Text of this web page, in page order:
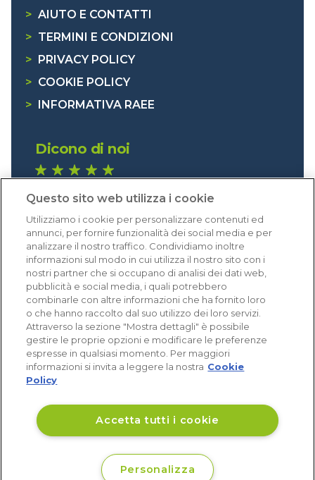
> AIUTO E CONTATTI
> TERMINI E CONDIZIONI
>
PRIVACY POLICY
> COOKIE POLICY
>
INFORMATIVA RAEE
Dicono di noi
Eccellente (4,8)
Acquisti verificati
Questo sito web utilizza i cookie
Utilizziamo i cookie per personalizzare contenuti ed
annunci, per fornire funzionalità dei social media e per
analizzare il nostro traffico. Condividiamo inoltre
informazioni sul modo in cui utilizza il nostro sito con i
nostri partner che si occupano di analisi dei dati web,
pubblicità e social media, i quali potrebbero
combinarle con altre informazioni che ha fornito loro
o che hanno raccolto dal suo utilizzo dei loro servizi.
Attraverso la sezione "Mostra dettagli" è possibile
gestire le proprie opzioni e modificare le preferenze
espresse in qualsiasi momento. Per maggiori
informazioni si invita a leggere la nostra Cookie
Policy
Accetta tutti i cookie
Personalizza